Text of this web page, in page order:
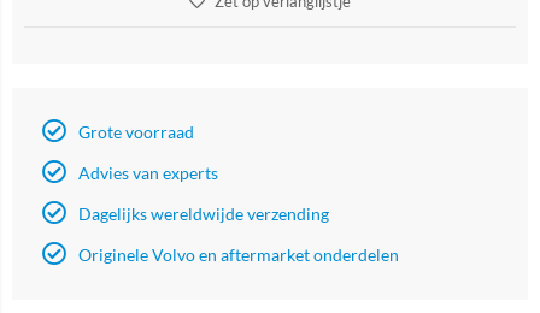
Grote voorraad
Advies van experts
Dagelijks wereldwijde verzending
Originele Volvo en aftermarket onderdelen